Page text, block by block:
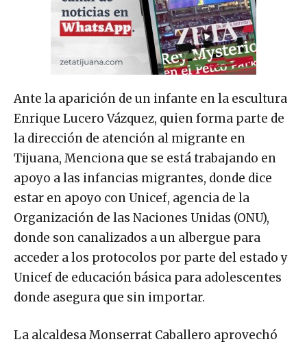
Ante la aparición de un infante en la escultura
Enrique Lucero Vázquez, quien forma parte de
la dirección de atención al migrante en
Tijuana, Menciona que se está trabajando en
apoyo a las infancias migrantes, donde dice
estar en apoyo con Unicef, agencia de la
Organización de las Naciones Unidas (ONU),
donde son canalizados a un albergue para
acceder a los protocolos por parte del estado y
Unicef de educación básica para adolescentes
donde asegura que sin importar.
La alcaldesa Monserrat Caballero aprovechó